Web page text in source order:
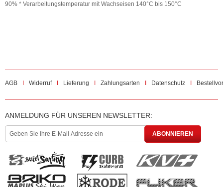
90% * Verarbeitungstemperatur mit Wachseisen 140°C bis 150°C
AGB Widerruf Lieferung Zahlungsarten Datenschutz
ANMELDUNG FÜR UNSEREN NEWSLETTER:
ABONNIEREN